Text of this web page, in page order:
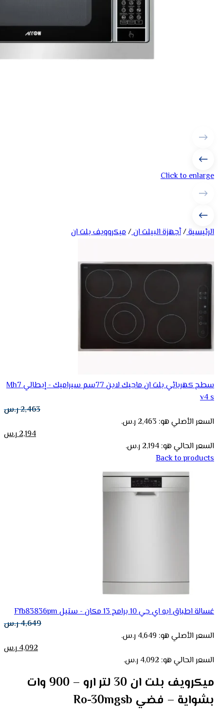
Click to enlarge
الرئيسية/أجهزة البيلت ان/ميكروويف بلت ان
سطح كهربائي بلت ان ماجيك لاين 77سم سيراميك - إيطالي Mh7
v4 s
2,463ر.س
السعر الأصلي هو: 2,463 ر.س.
2,194ر.س
السعر الحالي هو: 2,194 ر.س.
Back to products
غسالة اطباق ايه اي جي 10 برامج 13 مكان - ستيل Ffb83836pm
4,649ر.س
السعر الأصلي هو: 4,649 ر.س.
4,092ر.س
السعر الحالي هو: 4,092 ر.س.
ميكرويف بلت ان 30 لتر ارو – 900 وات
بشواية – فضي Ro-30mgsb